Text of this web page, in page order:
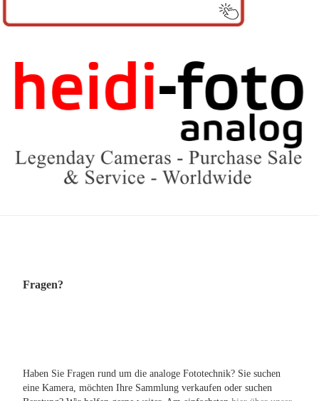
Fragen?
Haben Sie Fragen rund um die analoge Fototechnik? Sie suchen
eine Kamera, möchten Ihre Sammlung verkaufen oder suchen